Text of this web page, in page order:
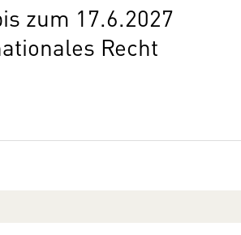
zum 17.6.2027
Recht